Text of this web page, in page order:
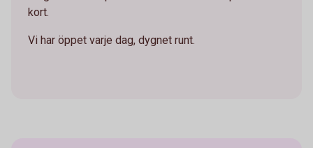
kort.
Vi har öppet varje dag, dygnet runt.